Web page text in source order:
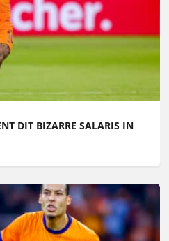
DIT BIZARRE SALARIS IN